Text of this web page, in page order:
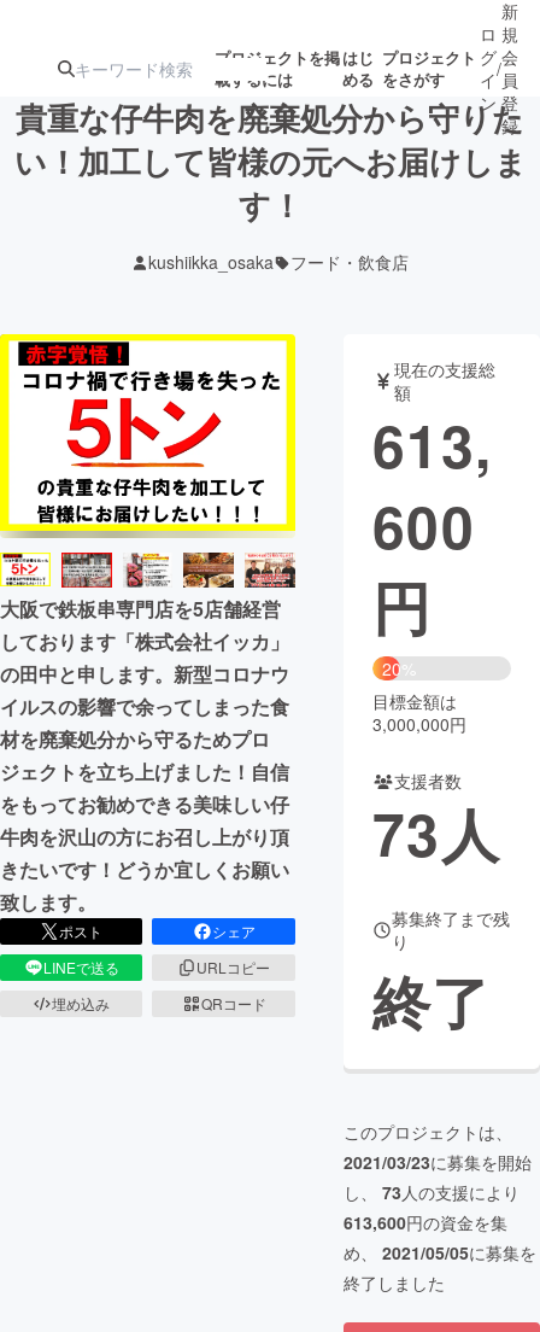
プロジェクトを掲
載するには
はじ
める
プロジェクト
をさがす
注目の新着プロ
テクノロジー・ガジェット
映像・映画 書籍・雑誌
ビジネス・起業 チャレンジ
まちづくり・地域活性化
CAMPFIRE for Social Good
CAMPFIRE Creation
CAMPFIREふるさと納税machi-ya コミュニティ
ロ
グ
イ
ン
/
新
規
会
員
登
録
貴重な仔牛肉を廃棄処分から守りた
い！加工して皆様の元へお届けしま
す！
kushiikka_osaka フード・飲食店
大阪で鉄板串専門店を5店舗経営
しております「株式会社イッカ」
の田中と申します。新型コロナウ
イルスの影響で余ってしまった食
材を廃棄処分から守るためプロ
ジェクトを立ち上げました！自信
をもってお勧めできる美味しい仔
牛肉を沢山の方にお召し上がり頂
きたいです！どうか宜しくお願い
致します。
ポスト
シェア
LINEで送る
URLコピー
埋め込み
QRコード
現在の支援総
額
613,
600
円
20%
目標金額は
3,000,000円
支援者数
73人
募集終了まで残
り
終了
このプロジェクトは、
2021/03/23に募集を開始
し、 73人の支援により
613,600円の資金を集
め、 2021/05/05に募集を
終了しました